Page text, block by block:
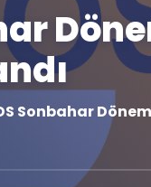
Sonbahar